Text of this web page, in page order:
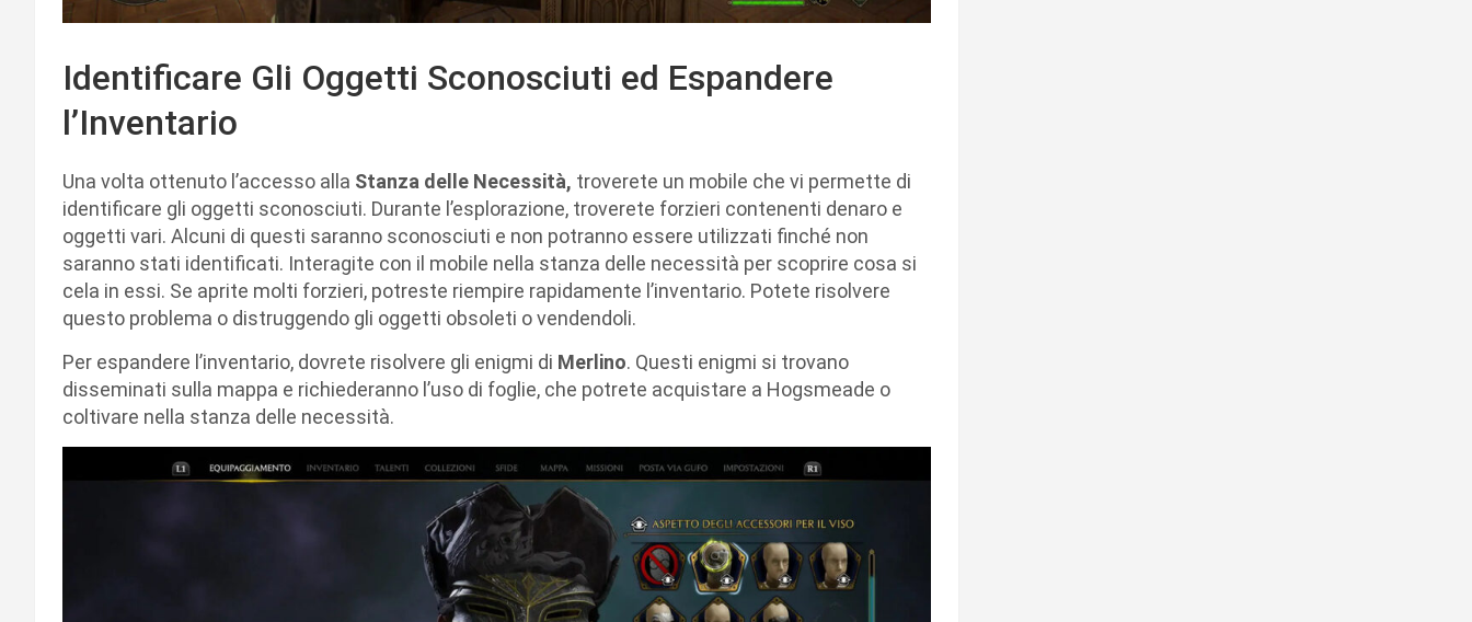
Identificare Gli Oggetti Sconosciuti ed Espandere
l’Inventario
Una volta ottenuto l’accesso alla Stanza delle Necessità, troverete un mobile che vi permette di
identificare gli oggetti sconosciuti. Durante l’esplorazione, troverete forzieri contenenti denaro e
oggetti vari. Alcuni di questi saranno sconosciuti e non potranno essere utilizzati finché non
saranno stati identificati. Interagite con il mobile nella stanza delle necessità per scoprire cosa si
cela in essi. Se aprite molti forzieri, potreste riempire rapidamente l’inventario. Potete risolvere
questo problema o distruggendo gli oggetti obsoleti o vendendoli.
Per espandere l’inventario, dovrete risolvere gli enigmi di Merlino. Questi enigmi si trovano
disseminati sulla mappa e richiederanno l’uso di foglie, che potrete acquistare a Hogsmeade o
coltivare nella stanza delle necessità.